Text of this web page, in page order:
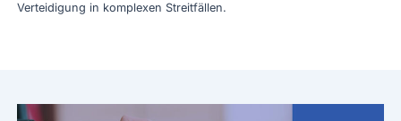
Verteidigung in komplexen Streitfällen.